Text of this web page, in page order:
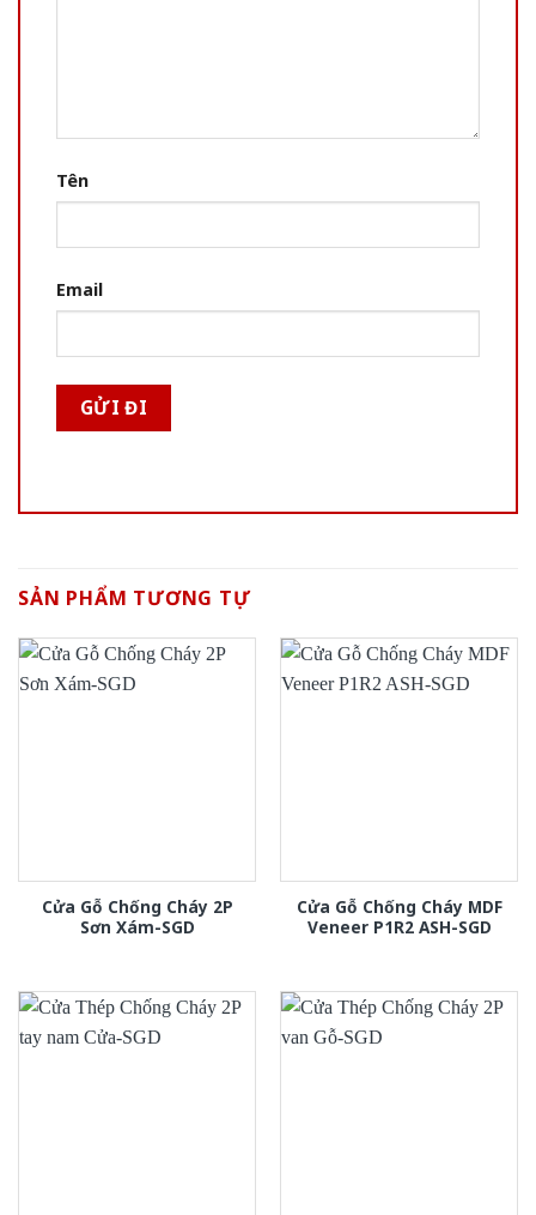
Tên
Email
SẢN PHẨM TƯƠNG TỰ
Cửa Gỗ Chống Cháy 2P
Sơn Xám-SGD
Cửa Gỗ Chống Cháy MDF
Veneer P1R2 ASH-SGD